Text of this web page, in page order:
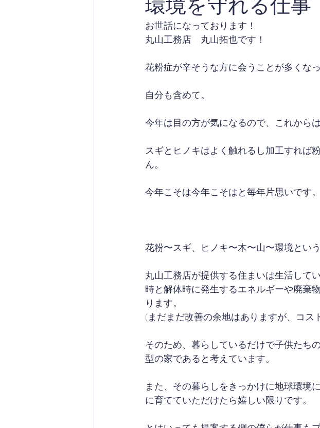
お世話になっております！
丸山工務店　丸山拓也です！
花粉症が辛そうな方に会うことが多くなっ
自分も含めて。
今年は目の方が気になるので、これから
スギとヒノキはよく触れるし加工すれば
ん。
今年こそは今年こそはと毎年片思いです。
花粉〜スギ、ヒノキ〜木〜山〜環境とい
丸山工務店が提供する住まいは生活して
時と解体時に発生するエネルギーや廃棄
ります。
(まだまだ改善の余地はありますが、コス
そのため、暮らしているだけで子供たち
型の家であると考えています。
また、その暮らしをきっかけに地球環境
に育てていただけたら嬉しい限りです。